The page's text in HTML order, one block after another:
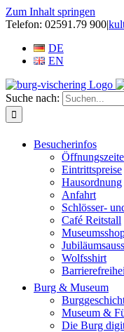
Zum Inhalt springen
Telefon: 02591.79 900|
DE
EN
Suche nach:
Besucherinfos
Eintrittspreise
Hausordnung
Anfahrt
Schlösser-
Café Reitstall
Wolfsshirt
Burg & Museum
Museum &
Die Burg